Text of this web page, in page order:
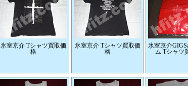
氷室京介 Tシャツ買取価
格
氷室京介 Tシャツ買取価
格
氷室京介
ム Tシャツ